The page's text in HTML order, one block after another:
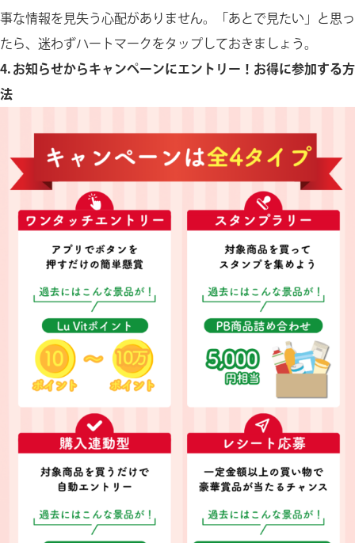
事な情報を見失う心配がありません。「あとで見たい」と思っ
たら、迷わずハートマークをタップしておきましょう。
4. お知らせからキャンペーンにエントリー！お得に参加する方
法